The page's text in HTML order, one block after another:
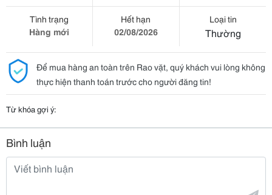
Tình trạng
Hàng mới
Hết hạn
02/08/2026
Loại tin
Thường
Để mua hàng an toàn trên Rao vặt, quý khách vui lòng không
thực hiện thanh toán trước cho người đăng tin!
Từ khóa gợi ý:
Bình luận